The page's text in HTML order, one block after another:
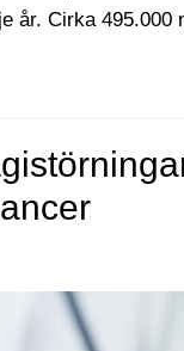
år. Cirka 495.000